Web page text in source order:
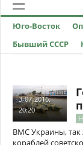
Юго-Восток
Бывший СССР
3-07-2016,
20:20
ВМС Украины, так
кораблей